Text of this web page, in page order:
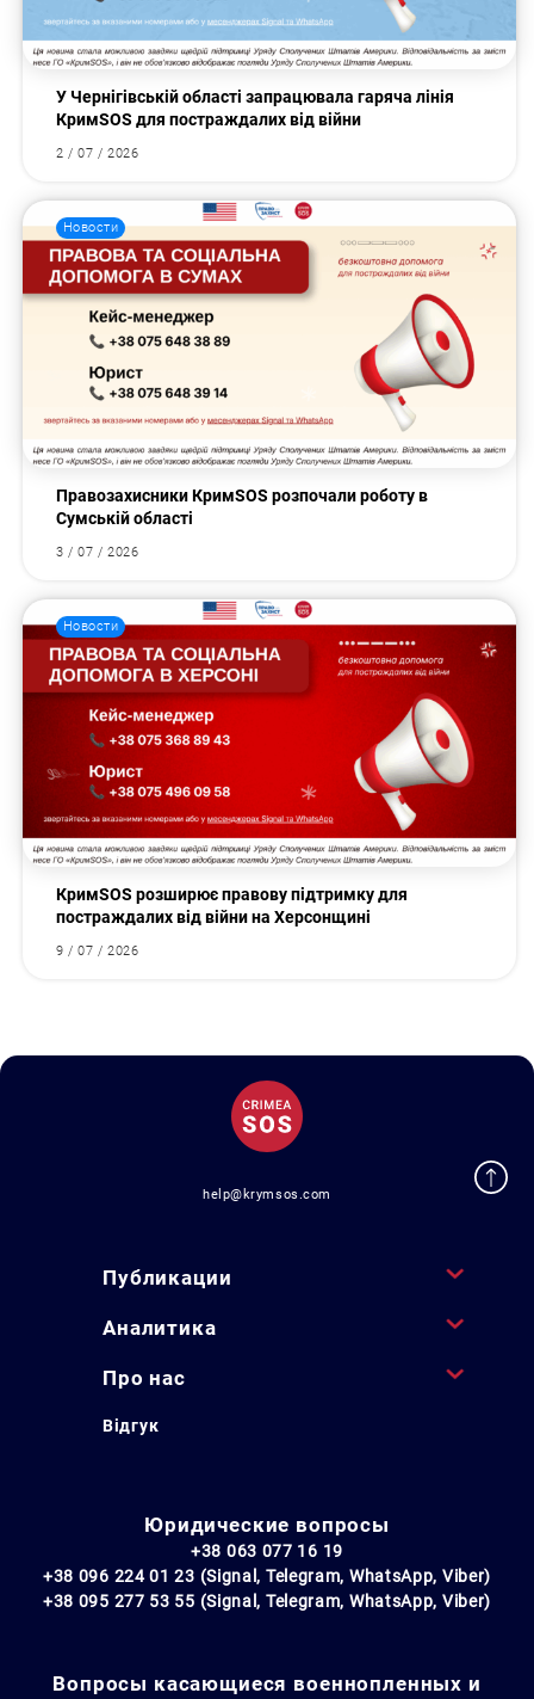
У Чернігівській області запрацювала гаряча лінія
КримSOS для постраждалих від війни
2 / 07 / 2026
Новости
Правозахисники КримSOS розпочали роботу в
Сумській області
3 / 07 / 2026
Новости
КримSOS розширює правову підтримку для
постраждалих від війни на Херсонщині
9 / 07 / 2026
help@krymsos.com
Публикации
Аналитика
Про нас
Відгук
Юридические вопросы
+38 063 077 16 19
+38 096 224 01 23 (Signal, Telegram, WhatsApp, Viber)
+38 095 277 53 55 (Signal, Telegram, WhatsApp, Viber)
Вопросы касающиеся военнопленных и